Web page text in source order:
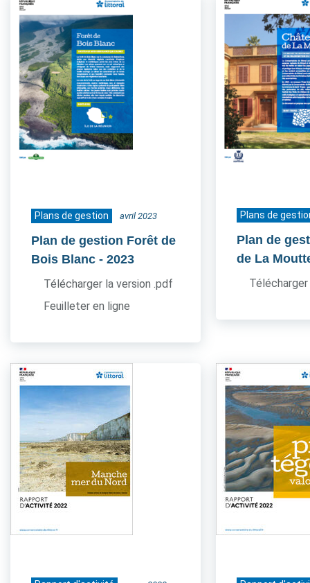
Plans de gestion avril 2023
Plan de gestion Forêt de
Bois Blanc - 2023
Télécharger la version .pdf
Feuilleter en ligne
Plans de
Plan de
de La